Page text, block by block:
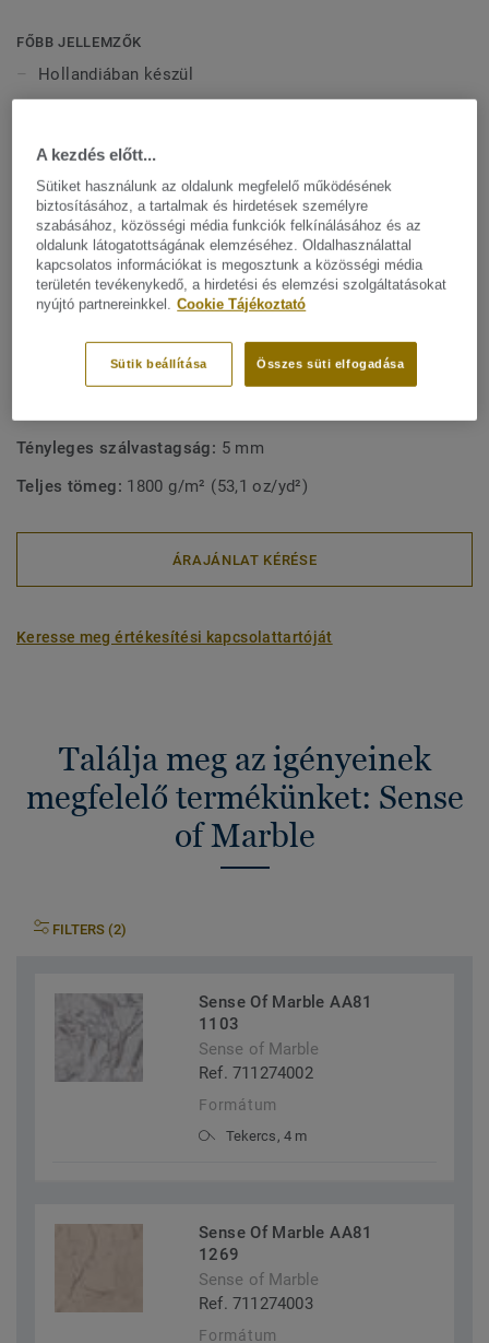
gyűjtemény sok mindent kínál. Tekercses formátumban
vagy darab szőnyegenként is elérhető. A szőnyegek széles
FŐBB JELLEMZŐK
Hollandiában készül
10 egyedi márvány mintázat
Széles színválaszték
Tekercses formátumban és darab szőnyegenként is
elérhető
MŰSZAKI ÉS KÖRNYEZETVÉDELMI ELŐÍRÁSOK
Lakossági besorolás:23 Erős
Tényleges szálvastagság: 5 mm
Teljes tömeg: 1800 g/m² (53,1 oz/yd²)
ÁRAJÁNLAT KÉRÉSE
Keresse meg értékesítési kapcsolattartóját
Találja meg az igényeinek
megfelelő termékünket: Sense
of Marble
FILTERS (2)
Sense Of Marble AA81
1103
Sense of Marble
Ref. 711274002
Formátum
Tekercs, 4 m
Sense Of Marble AA81
1269
Sense of Marble
Ref. 711274003
Formátum
A kezdés előtt...
Sütiket használunk az oldalunk megfelelő működésének
biztosításához, a tartalmak és hirdetések személyre
szabásához, közösségi média funkciók felkínálásához és az
oldalunk látogatottságának elemzéséhez. Oldalhasználattal
kapcsolatos információkat is megosztunk a közösségi média
területén tevékenykedő, a hirdetési és elemzési szolgáltatásokat
nyújtó partnereinkkel. Cookie Tájékoztató
Összes süti elfogadása
Sütik beállítása